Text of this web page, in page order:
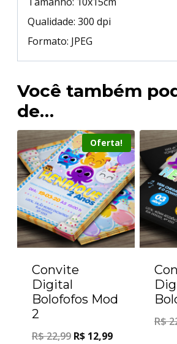
Qualidade: 300 dpi
Formato: JPEG
Você também
de…
Oferta!
Convite
Digital
Bolofofos Mod
2
R$22,99 R$ 12,99
R$